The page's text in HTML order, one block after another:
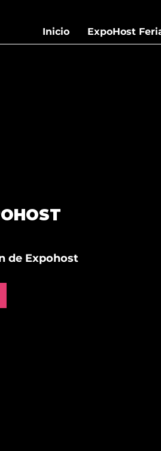
Inicio ExpoHost
de Expohost